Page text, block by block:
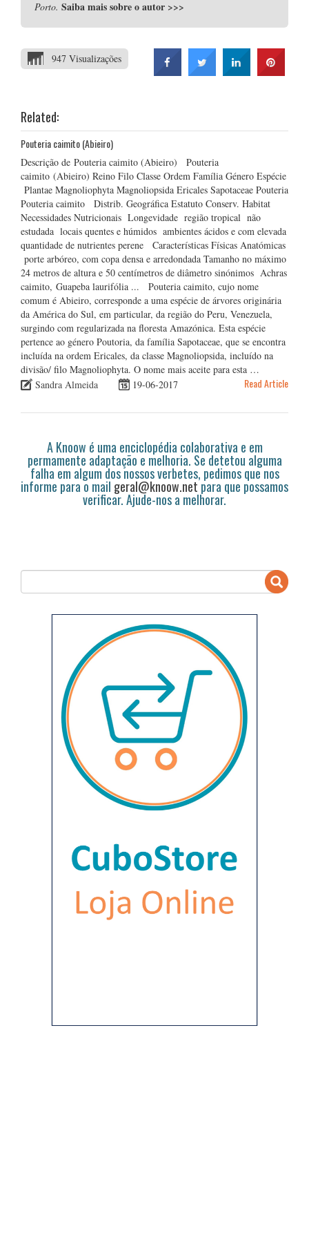
Porto. Saiba mais sobre o autor >>>
947 Visualizações
Related:
Pouteria caimito (Abieiro)
Descrição de Pouteria caimito (Abieiro) Pouteria
caimito (Abieiro) Reino Filo Classe Ordem Família Género Espécie
Plantae Magnoliophyta Magnoliopsida Ericales Sapotaceae Pouteria
Pouteria caimito Distrib. Geográfica Estatuto Conserv. Habitat
Necessidades Nutricionais Longevidade região tropical não
estudada locais quentes e húmidos ambientes ácidos e com elevada
quantidade de nutrientes perene Características Físicas Anatómicas
porte arbóreo, com copa densa e arredondada Tamanho no máximo
24 metros de altura e 50 centímetros de diâmetro sinónimos Achras
caimito, Guapeba laurifólia ... Pouteria caimito, cujo nome
comum é Abieiro, corresponde a uma espécie de árvores originária
da América do Sul, em particular, da região do Peru, Venezuela,
surgindo com regularizada na floresta Amazónica. Esta espécie
pertence ao género Poutoria, da família Sapotaceae, que se encontra
incluída na ordem Ericales, da classe Magnoliopsida, incluído na
divisão/ filo Magnoliophyta. O nome mais aceite para esta …
Sandra Almeida
19-06-2017 Read Article
A Knoow é uma enciclopédia colaborativa e em
permamente adaptação e melhoria. Se detetou alguma
falha em algum dos nossos verbetes, pedimos que nos
informe para o mail geral@knoow.netpara que possamos
verificar. Ajude-nos a melhorar.